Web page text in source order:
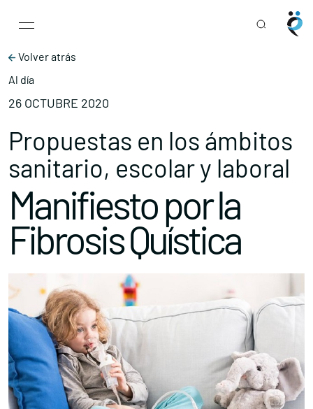
Main Navigation
Volver atrás
Al día
26 OCTUBRE 2020
Propuestas en los ámbitos
sanitario, escolar y laboral
Manifiesto por la
Fibrosis Quística